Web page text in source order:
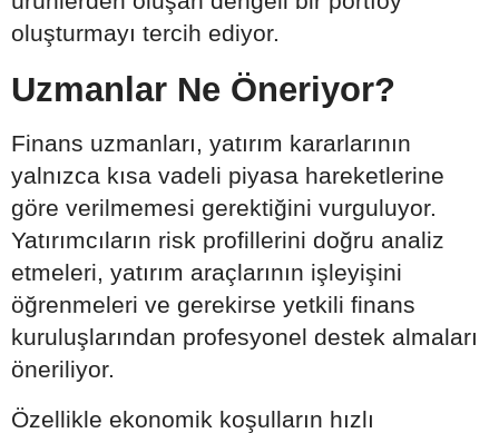
oluşturmayı tercih ediyor.
Uzmanlar Ne Öneriyor?
Finans uzmanları, yatırım kararlarının
yalnızca kısa vadeli piyasa hareketlerine
göre verilmemesi gerektiğini vurguluyor.
Yatırımcıların risk profillerini doğru analiz
etmeleri, yatırım araçlarının işleyişini
öğrenmeleri ve gerekirse yetkili finans
kuruluşlarından profesyonel destek almaları
öneriliyor.
Özellikle ekonomik koşulların hızlı